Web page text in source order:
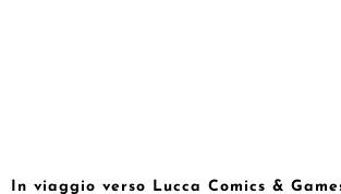
In viaggio verso Lucca Comics &